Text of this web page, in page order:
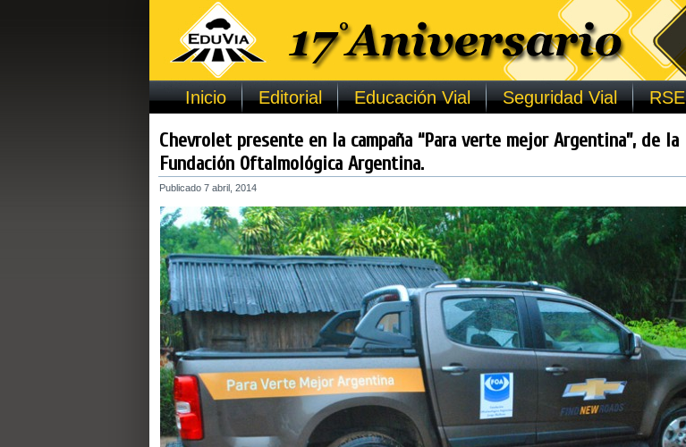
Inicio Editorial Educación Vial Seguridad Vial RSE
Chevrolet presente en la campaña “Para verte mejor Argentina”, de la
Fundación Oftalmológica Argentina.
Publicado 7 abril, 2014